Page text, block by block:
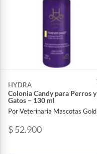
HYDRA
Colonia Candy para Perros y
Gatos – 130 ml
$ 52.900